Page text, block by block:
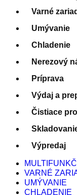
Varné
Umývanie
Chladenie
Nerezový
Príprava
Výdaj a
Čistiace
Výpredaj
VARNÉ
UMÝVANIE
CHLADENIE